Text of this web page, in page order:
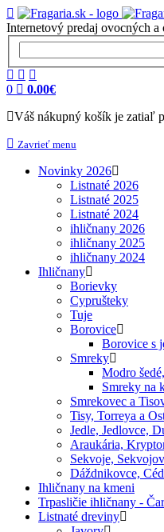
Internetový predaj ovocných a
0
0.00€
Váš nákupný košík je zatiaľ
Zavrieť menu
Novinky 2026
Listnaté 2026
Listnaté 2025
Listnaté 2024
ihličnany 2026
ihličnany 2025
ihličnany 2024
Ihličnany
Borievky
Cyprušteky
Tuje
Borovice
Borovice s
Smreky
Modro
Smreky na
Smrekovec a
Tisy, Torreya a
Jedle, Jedlovce,
Araukária,
Sekvoje,
Dáždnikovce,
Ihličnany na kmeni
Trpasličie ihličnany -
Listnaté dreviny